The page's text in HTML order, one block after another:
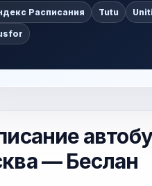
Расписания Tutu
— Беслан